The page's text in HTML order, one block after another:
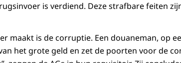
is verdiend. Deze strafbare feiten
maakt is de corruptie. Een douaneman, op
het grote geld en zet de poorten voor de